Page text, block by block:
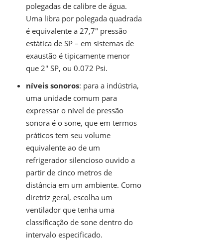
polegadas de calibre de água.
Uma libra por polegada quadrada
é equivalente a 27,7″ pressão
estática de SP – em sistemas de
exaustão é tipicamente menor
que 2″ SP, ou 0.072 Psi.
níveis sonoros: para a indústria,
uma unidade comum para
expressar o nível de pressão
sonora é o sone, que em termos
práticos tem seu volume
equivalente ao de um
refrigerador silencioso ouvido a
partir de cinco metros de
distância em um ambiente. Como
diretriz geral, escolha um
ventilador que tenha uma
classificação de sone dentro do
intervalo especificado.